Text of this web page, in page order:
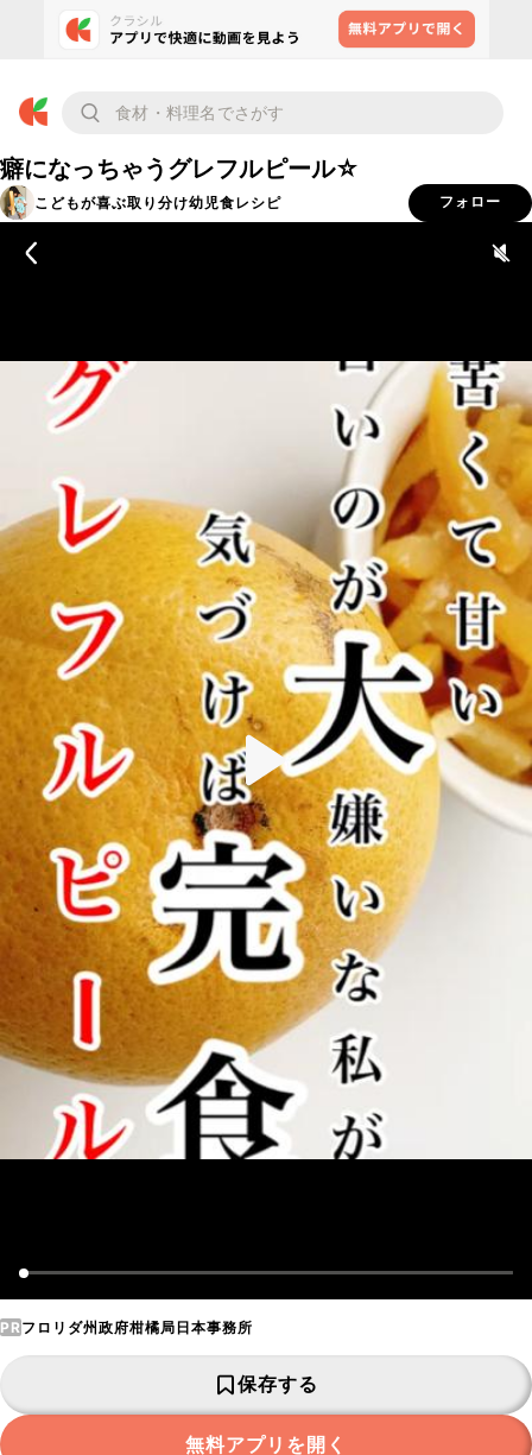
癖になっちゃうグレフルピール☆
こどもが喜ぶ取り分け幼児食レシピ フォロー
PR フロリダ州政府柑橘局日本事務所
保存する
無料アプリを開く